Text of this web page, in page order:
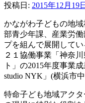
投稿日: 2015年12月19日
かながわ子どもの地
部青少年課、産業労
プを組んで展開して
２１協働事業「神奈
ト」の2015年度事業
studio NYK」(横浜市
特命子ども地域アク